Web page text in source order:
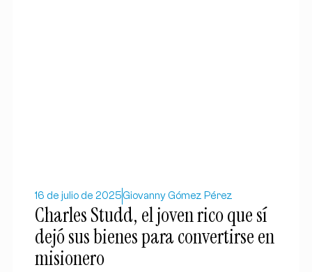
16 de julio de 2025Giovanny Gómez Pérez
Charles Studd, el joven rico que sí
dejó sus bienes para convertirse en
misionero